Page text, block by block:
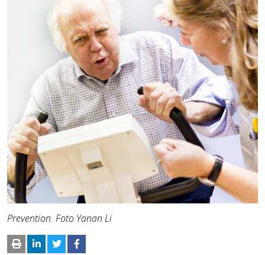
Prevention. Foto Yanan Li